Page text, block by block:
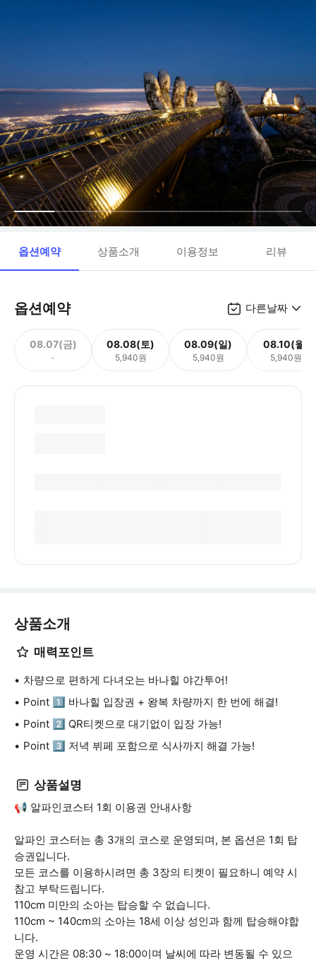
옵션예약 상품소개 이용정보 리뷰
옵션예약 다른날짜
08.07(금)
-
08.08(토)
5,940원
08.09(일)
5,940원
08.10(월)
5,940원
상품소개
매력포인트
차량으로 편하게 다녀오는 바나힐 야간투어!
Point 1️⃣ 바나힐 입장권 + 왕복 차량까지 한 번에 해결!
Point 2️⃣ QR티켓으로 대기없이 입장 가능!
Point 3️⃣ 저녁 뷔페 포함으로 식사까지 해결 가능!
상품설명
📢 알파인코스터 1회 이용권 안내사항
알파인 코스터는 총 3개의 코스로 운영되며, 본 옵션은 1회 탑
승권입니다.
모든 코스를 이용하시려면 총 3장의 티켓이 필요하니 예약 시
참고 부탁드립니다.
110cm 미만의 소아는 탑승할 수 없습니다.
110cm ~ 140cm의 소아는 18세 이상 성인과 함께 탑승해야합
니다.
운영 시간은 08:30 ~ 18:00이며 날씨에 따라 변동될 수 있으